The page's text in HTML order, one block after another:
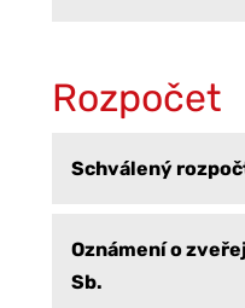
Rozpočet
Schválený
Oznámení o
Sb.